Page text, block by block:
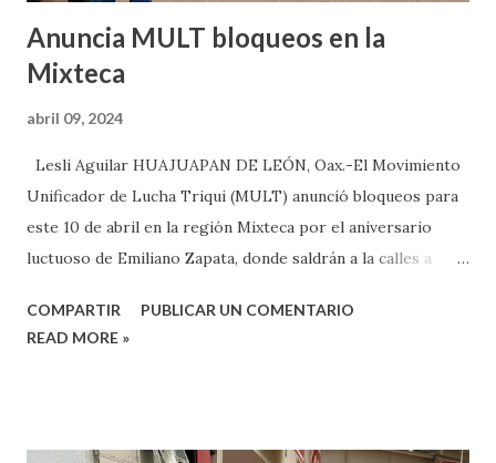
Anuncia MULT bloqueos en la
Mixteca
abril 09, 2024
Lesli Aguilar HUAJUAPAN DE LEÓN, Oax.-El Movimiento
Unificador de Lucha Triqui (MULT) anunció bloqueos para
este 10 de abril en la región Mixteca por el aniversario
luctuoso de Emiliano Zapata, donde saldrán a la calles a
Ortiz, indicó que para recordar el aniversario luctuoso de
COMPARTIR
PUBLICAR UN COMENTARIO
READ MORE »